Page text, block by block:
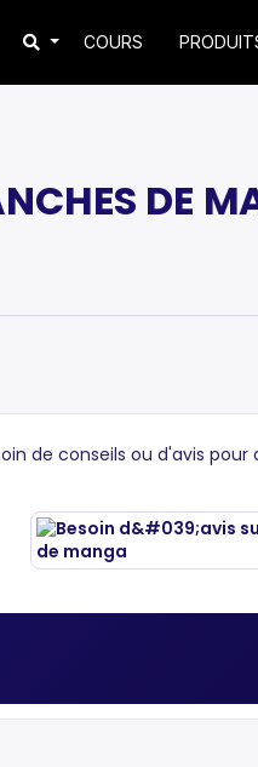
COURS
DE
de conseils ou d'avis